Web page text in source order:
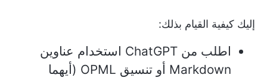
إليك كيفية القيام بذلك:
اطلب من ChatGPT استخدام عناوين
Markdown أو تنسيق OPML (أيهما